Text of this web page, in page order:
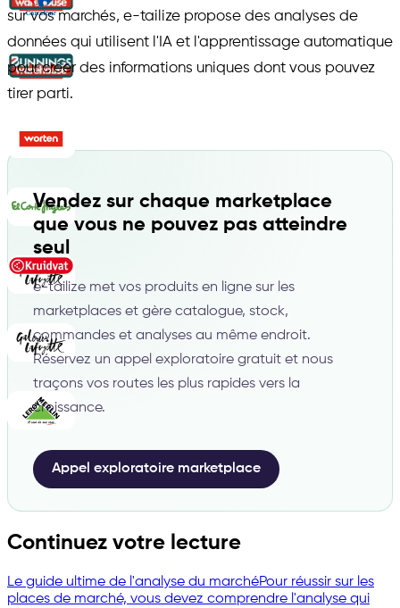
sur vos marchés, e-tailize propose des analyses de
données qui utilisent l'IA et l'apprentissage automatique
pour créer des informations uniques dont vous pouvez
tirer parti.
Vendez sur chaque marketplace
que vous ne pouvez pas atteindre
seul
e-tailize met vos produits en ligne sur les
marketplaces et gère catalogue, stock,
commandes et analyses au même endroit.
Réservez un appel exploratoire gratuit et nous
traçons vos routes les plus rapides vers la
croissance.
Appel exploratoire marketplace
Continuez votre lecture
Le guide ultime de l'analyse du marchéPour réussir sur les
places de marché, vous devez comprendre l'analyse qui